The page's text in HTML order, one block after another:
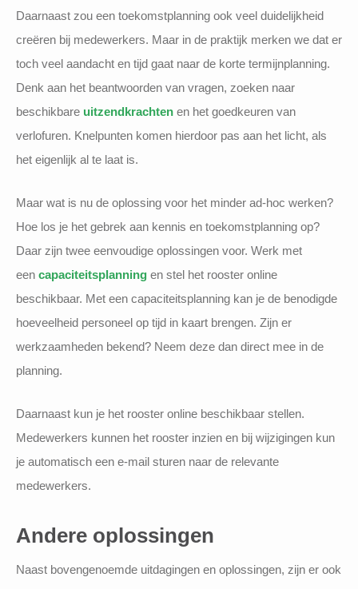
Daarnaast zou een toekomstplanning ook veel duidelijkheid
creëren bij medewerkers. Maar in de praktijk merken we dat er
toch veel aandacht en tijd gaat naar de korte termijnplanning.
Denk aan het beantwoorden van vragen, zoeken naar
beschikbare uitzendkrachten en het goedkeuren van
verlofuren. Knelpunten komen hierdoor pas aan het licht, als
het eigenlijk al te laat is.
Maar wat is nu de oplossing voor het minder ad-hoc werken?
Hoe los je het gebrek aan kennis en toekomstplanning op?
Daar zijn twee eenvoudige oplossingen voor. Werk met
een capaciteitsplanning en stel het rooster online
beschikbaar. Met een capaciteitsplanning kan je de benodigde
hoeveelheid personeel op tijd in kaart brengen. Zijn er
werkzaamheden bekend? Neem deze dan direct mee in de
planning.
Daarnaast kun je het rooster online beschikbaar stellen.
Medewerkers kunnen het rooster inzien en bij wijzigingen kun
je automatisch een e-mail sturen naar de relevante
medewerkers.
Andere oplossingen
Naast bovengenoemde uitdagingen en oplossingen, zijn er ook